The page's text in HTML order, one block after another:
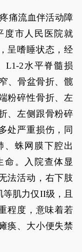
痛流血伴活动障
度市人民医院就
呈嗜睡状态，经
L1-2水平脊髓损
、骨盆骨折、髋
粉碎性骨折、左
、左侧跟骨粉碎
处严重损伤，同
、蛛网膜下腔出
命。入院查体显
法活动，右下肢
肌力仅II级，且
程度，意味着若
痪、大小便失禁